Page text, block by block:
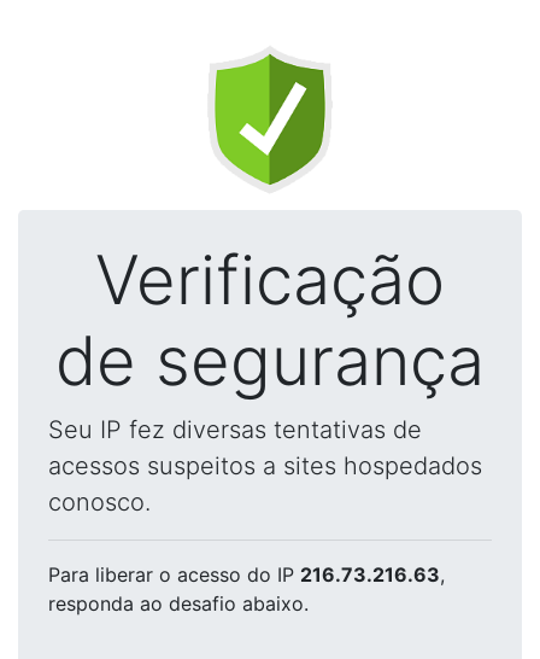
Verificação
de segurança
Seu IP fez diversas tentativas de
acessos suspeitos a sites hospedados
conosco.
Para liberar o acesso do IP 216.73.216.63,
responda ao desafio abaixo.